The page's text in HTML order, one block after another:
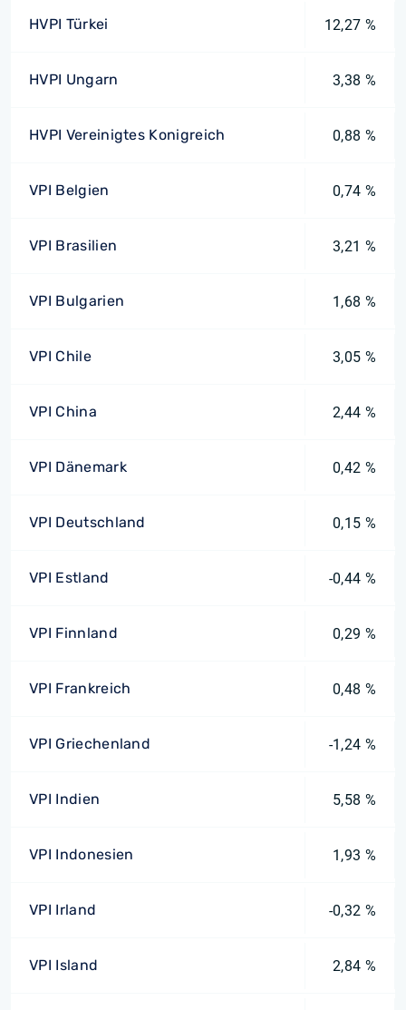
HVPI Türkei 12,27 %
HVPI Ungarn 3,38 %
HVPI Vereinigtes Konigreich 0,88 %
VPI Belgien 0,74 %
VPI Brasilien 3,21 %
VPI Bulgarien 1,68 %
VPI Chile 3,05 %
VPI China 2,44 %
VPI Dänemark 0,42 %
VPI Deutschland 0,15 %
VPI Estland -0,44 %
VPI Finnland 0,29 %
VPI Frankreich 0,48 %
VPI Griechenland -1,24 %
VPI Indien 5,58 %
VPI Indonesien 1,93 %
VPI Irland -0,32 %
VPI Island 2,84 %